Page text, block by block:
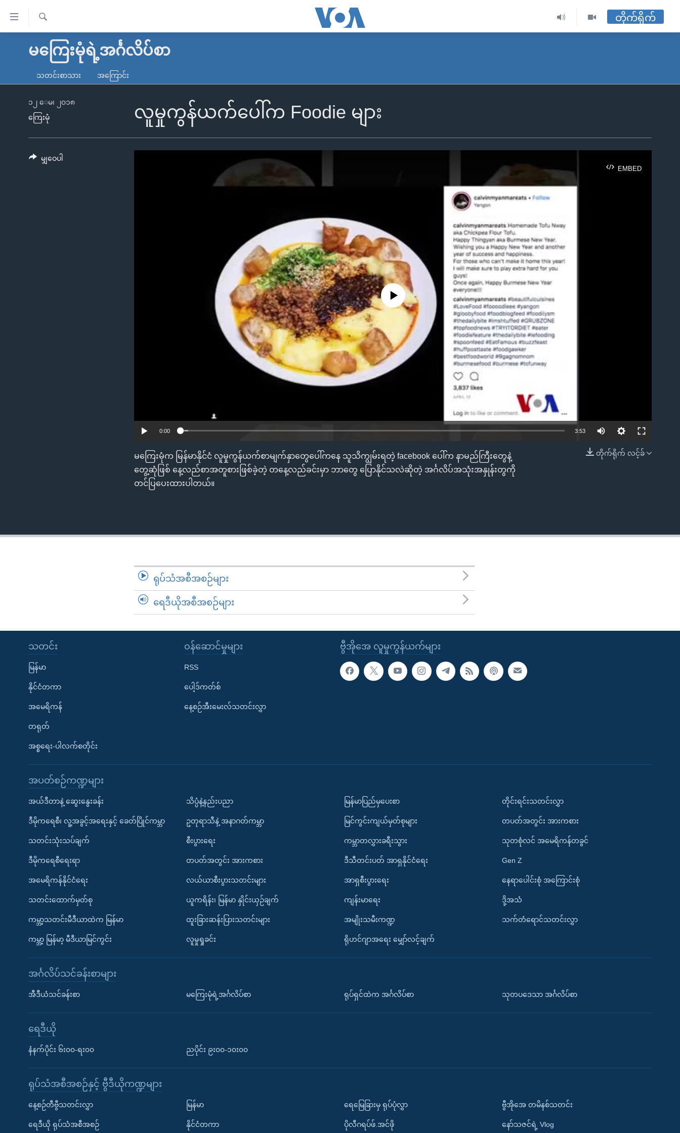
လွယ်ကူ
သည့်
မူလစာမျက်နှာ
ကမ္ဘာ့သတင်းများ
နိုင်ငံတကာ
အမေရိကန်
တရုတ်
အစ္စရေး-ပါလက်စတိုင်း
သတင်းလွတ်လပ်ခွင့်
ရပ်ဝန်းတခု လမ်းတခု အလွန်
အင်္ဂလိပ်စာလေ့လာမယ်
ရ
တိုက်ရိုက်
မကြေးမုံရဲ့အင်္ဂလိပ်စာ
သတင်းစာသား အကြောင်း
လူမှုကွန်ယက်ပေါ်က Foodie များ
၁၂ ေမ၊ ၂၀၁၈
ကြေးမုံ
EMBED
EMBED
No media source currently available
0:00 3:53
တိုက်ရိုက် လင့်ခ်
မကြေးမုံက မြန်မာနိုင်ငံ လူမှုကွန်ယက်စာမျက်နှာတွေပေါ်ကနေ သူသိကျွမ်းရတဲ့ facebook ပေါ်က နာမည်ကြီးတွေနဲ့
တွေ့ဆုံဖြစ် နေ့လည်စာအတူစားဖြစ်ခဲ့တဲ့ တနေ့လည်ခင်းမှာ ဘာတွေ ပြောနိုင်သလဲဆိုတဲ့ အင်္ဂလိပ်အသုံးအနှုန်းတွကို
တင်ပြပေးထားပါတယ်။
မျှဝေပါ
ရုပ်သံအစီအစဉ်များ
ရေဒီယိုအစီအစဉ်များ
ဗွီအိုအေ လူမှုကွန်ယက်များ
သတင်း
မြန်မာ
နိုင်ငံတကာ
အမေရိကန်
တရုတ်
အစ္စရေး-ပါလက်စတိုင်း
၀န်ဆောင်မှုများ
RSS
ပေါ့ဒ်ကတ်စ်
နေ့စဉ်အီးမေးလ်သတင်းလွှာ
အပတ်စဉ်ကဏ္ဍများ
အယ်ဒီတာနဲ့ ဆွေးနွေးခန်း
ဒီမိုကရေစီ၊ လူ့အခွင့်အရေးနှင့် ခေတ်ပြိုင်ကမ္ဘာ
သတင်းသုံးသပ်ချက်
ဒီမိုကရေစီရေးရာ
အမေရိကန်နိုင်ငံရေး
သတင်းထောက်မှတ်စု
ကမ္ဘာ့သတင်းမီဒီယာထဲက မြန်မာ
ကမ္ဘာ့ မြန်မာ့ မီဒီယာမြင်ကွင်း
သိပ္ပံနဲ့နည်းပညာ
ဥတုရာသီနဲ့ အနာဂတ်ကမ္ဘာ
စီးပွားရေး
တပတ်အတွင်း အားကစား
လယ်ယာစီးပွားသတင်းများ
ယူကရိန်း၊ မြန်မာ နှိုင်းယှဉ်ချက်
ထူးခြားဆန်းပြားသတင်းများ
လူမှုရှုခင်း
မြန်မာပြည်မှပေးစာ
မြင်ကွင်းကျယ်မှတ်စုများ
ကမ္ဘာတလွှားခရီးသွား
ဒီသီတင်းပတ် အာရှနိုင်ငံရေး
အာရှစီးပွားရေး
ကျန်းမာရေး
အမျိုးသမီးကဏ္ဍ
ရိုဟင်ဂျာအရေး မျှော်လင့်ချက်
တိုင်းရင်းသတင်းလွှာ
တပတ်အတွင်း အားကစား
သုတစုံလင် အမေရိကန်တခွင်
Gen Z
နေရာပေါင်းစုံ အကြောင်းစုံ
ဒို့အသံ
သက်တံရောင်သတင်းလွှာ
အင်္ဂလိပ်သင်ခန်းစာများ
အီဒီယံသင်ခန်းစာ မကြေးမုံရဲ့အင်္ဂလိပ်စာ ရုပ်ရှင်ထဲက အင်္ဂလိပ်စာ သုတပဒေသာ အင်္ဂလိပ်စာ
ရေဒီယို
နံနက်ပိုင်း ၆း၀၀-ရး၀၀ ညပိုင်း ၉း၀၀-၁၀း၀၀
ရုပ်သံအစီအစဉ်နှင့် ဗွီဒီယိုကဏ္ဍများ
နေ့စဉ်တီဗွီသတင်းလွှာ
ရေဒီယို ရုပ်သံအစီအစဉ်
မြန်မာ
နိုင်ငံတကာ
ရေမြေခြားမှ ရုပ်ပုံလွှာ
ပိုလီဂရပ်ဖ်.အင်ဖို
ဗွီအိုအေ တမိနစ်သတင်း
နော်သဇင်ရဲ့ Vlog